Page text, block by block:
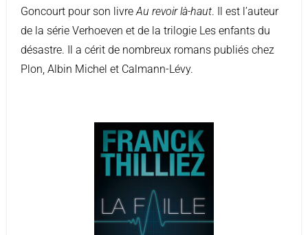
Goncourt pour son livreAu revoir là-haut. Il est l’auteur
de la série Verhoeven et de la trilogie Les enfants du
désastre. Il a cérit de nombreux romans publiés chez
Plon, Albin Michel et Calmann-Lévy.